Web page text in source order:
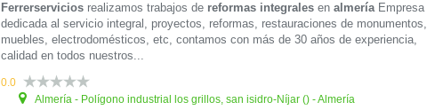
Ferrerservicios realizamos trabajos de reformas integrales enalmeríaEmpresa
dedicada al servicio integral, proyectos, reformas, restauraciones de monumentos,
muebles, electrodomésticos, etc, contamos con más de 30 años de experiencia,
calidad en todos nuestros...
0.0
Almería - Polígono industrial los grillos, san isidro-Níjar () - Almería